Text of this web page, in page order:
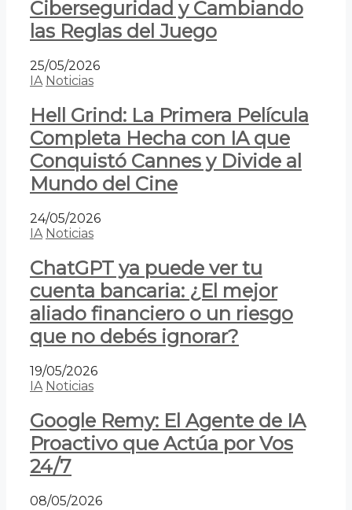
Ciberseguridad y Cambiando
las Reglas del Juego
25/05/2026
IA Noticias
Hell Grind: La Primera Película
Completa Hecha con IA que
Conquistó Cannes y Divide al
Mundo del Cine
24/05/2026
IA Noticias
ChatGPT ya puede ver tu
cuenta bancaria: ¿El mejor
aliado financiero o un riesgo
que no debés ignorar?
19/05/2026
IA Noticias
Google Remy: El Agente de IA
Proactivo que Actúa por Vos
24/7
08/05/2026